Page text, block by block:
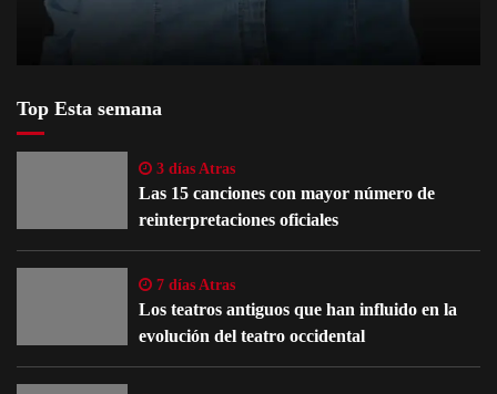
Top Esta semana
3 días Atras
Las 15 canciones con mayor número de
reinterpretaciones oficiales
7 días Atras
Los teatros antiguos que han influido en la
evolución del teatro occidental